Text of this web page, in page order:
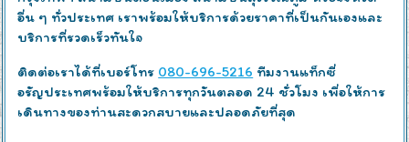
อื่น ๆ ทั่วประเทศ เราพร้อมให้บริการด้วยราคาที่เป็นกันเองและ
บริการที่รวดเร็วทันใจ
ติดต่อเราได้ที่เบอร์โทร 080-696-5216 ทีมงานแท็กซี่
อรัญประเทศพร้อมให้บริการทุกวันตลอด 24 ชั่วโมง เพื่อให้การ
เดินทางของท่านสะดวกสบายและปลอดภัยที่สุด